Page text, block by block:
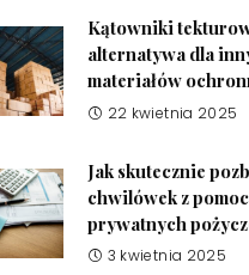
Kątowniki
alternatywa dla
materiałów
22 kwietnia 2025
Jak skutecznie
chwilówek z
prywatnych
3 kwietnia 2025